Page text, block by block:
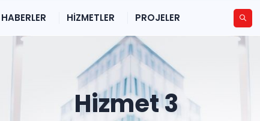
HABERLER HİZMETLER PROJELER
Hizmet 3